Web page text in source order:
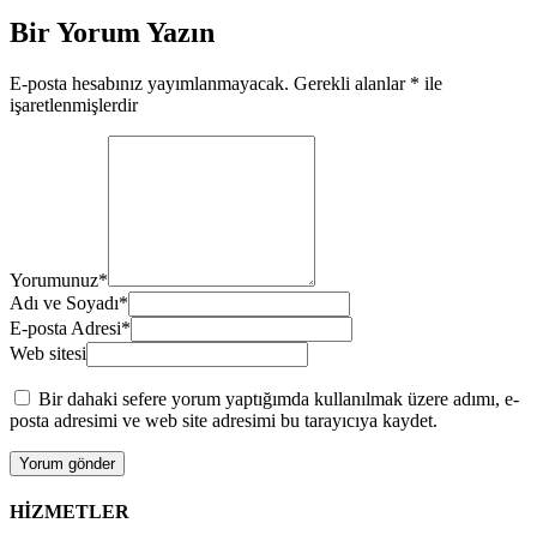
Bir Yorum Yazın
E-posta hesabınız yayımlanmayacak. Gerekli alanlar * ile
işaretlenmişlerdir
Yorumunuz*
Adı ve Soyadı*
E-posta Adresi*
Web sitesi
Bir dahaki sefere yorum yaptığımda kullanılmak üzere adımı, e-
posta adresimi ve web site adresimi bu tarayıcıya kaydet.
HİZMETLER